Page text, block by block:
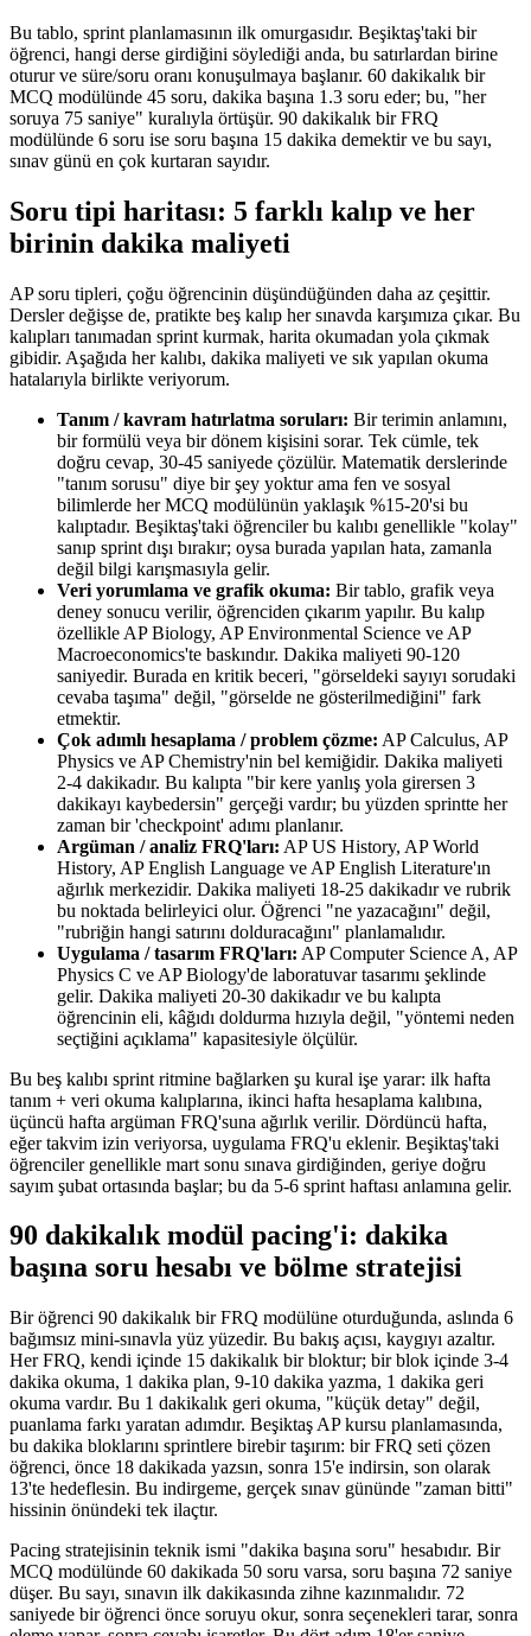
Bu tablo, sprint planlamasının ilk omurgasıdır. Beşiktaş'taki bir
öğrenci, hangi derse girdiğini söylediği anda, bu satırlardan birine
oturur ve süre/soru oranı konuşulmaya başlanır. 60 dakikalık bir
MCQ modülünde 45 soru, dakika başına 1.3 soru eder; bu, "her
soruya 75 saniye" kuralıyla örtüşür. 90 dakikalık bir FRQ
modülünde 6 soru ise soru başına 15 dakika demektir ve bu sayı,
sınav günü en çok kurtaran sayıdır.
Soru tipi haritası: 5 farklı kalıp ve her
birinin dakika maliyeti
AP soru tipleri, çoğu öğrencinin düşündüğünden daha az çeşittir.
Dersler değişse de, pratikte beş kalıp her sınavda karşımıza çıkar. Bu
kalıpları tanımadan sprint kurmak, harita okumadan yola çıkmak
gibidir. Aşağıda her kalıbı, dakika maliyeti ve sık yapılan okuma
hatalarıyla birlikte veriyorum.
Tanım / kavram hatırlatma soruları: Bir terimin anlamını,
bir formülü veya bir dönem kişisini sorar. Tek cümle, tek
doğru cevap, 30-45 saniyede çözülür. Matematik derslerinde
"tanım sorusu" diye bir şey yoktur ama fen ve sosyal
bilimlerde her MCQ modülünün yaklaşık %15-20'si bu
kalıptadır. Beşiktaş'taki öğrenciler bu kalıbı genellikle "kolay"
sanıp sprint dışı bırakır; oysa burada yapılan hata, zamanla
değil bilgi karışmasıyla gelir.
Veri yorumlama ve grafik okuma: Bir tablo, grafik veya
deney sonucu verilir, öğrenciden çıkarım yapılır. Bu kalıp
özellikle AP Biology, AP Environmental Science ve AP
Macroeconomics'te baskındır. Dakika maliyeti 90-120
saniyedir. Burada en kritik beceri, "görseldeki sayıyı sorudaki
cevaba taşıma" değil, "görselde ne gösterilmediğini" fark
etmektir.
Çok adımlı hesaplama / problem çözme: AP Calculus, AP
Physics ve AP Chemistry'nin bel kemiğidir. Dakika maliyeti
2-4 dakikadır. Bu kalıpta "bir kere yanlış yola girersen 3
dakikayı kaybedersin" gerçeği vardır; bu yüzden sprintte her
zaman bir 'checkpoint' adımı planlanır.
Argüman / analiz FRQ'ları: AP US History, AP World
History, AP English Language ve AP English Literature'ın
ağırlık merkezidir. Dakika maliyeti 18-25 dakikadır ve rubrik
bu noktada belirleyici olur. Öğrenci "ne yazacağını" değil,
"rubriğin hangi satırını dolduracağını" planlamalıdır.
Uygulama / tasarım FRQ'ları: AP Computer Science A, AP
Physics C ve AP Biology'de laboratuvar tasarımı şeklinde
gelir. Dakika maliyeti 20-30 dakikadır ve bu kalıpta
öğrencinin eli, kâğıdı doldurma hızıyla değil, "yöntemi neden
seçtiğini açıklama" kapasitesiyle ölçülür.
Bu beş kalıbı sprint ritmine bağlarken şu kural işe yarar: ilk hafta
tanım + veri okuma kalıplarına, ikinci hafta hesaplama kalıbına,
üçüncü hafta argüman FRQ'suna ağırlık verilir. Dördüncü hafta,
eğer takvim izin veriyorsa, uygulama FRQ'u eklenir. Beşiktaş'taki
öğrenciler genellikle mart sonu sınava girdiğinden, geriye doğru
sayım şubat ortasında başlar; bu da 5-6 sprint haftası anlamına gelir.
90 dakikalık modül pacing'i: dakika
başına soru hesabı ve bölme stratejisi
Bir öğrenci 90 dakikalık bir FRQ modülüne oturduğunda, aslında 6
bağımsız mini-sınavla yüz yüzedir. Bu bakış açısı, kaygıyı azaltır.
Her FRQ, kendi içinde 15 dakikalık bir bloktur; bir blok içinde 3-4
dakika okuma, 1 dakika plan, 9-10 dakika yazma, 1 dakika geri
okuma vardır. Bu 1 dakikalık geri okuma, "küçük detay" değil,
puanlama farkı yaratan adımdır. Beşiktaş AP kursu planlamasında,
bu dakika bloklarını sprintlere birebir taşırım: bir FRQ seti çözen
öğrenci, önce 18 dakikada yazsın, sonra 15'e indirsin, son olarak
13'te hedeflesin. Bu indirgeme, gerçek sınav gününde "zaman bitti"
hissinin önündeki tek ilaçtır.
Pacing stratejisinin teknik ismi "dakika başına soru" hesabıdır. Bir
MCQ modülünde 60 dakikada 50 soru varsa, soru başına 72 saniye
düşer. Bu sayı, sınavın ilk dakikasında zihne kazınmalıdır. 72
saniyede bir öğrenci önce soruyu okur, sonra seçenekleri tarar, sonra